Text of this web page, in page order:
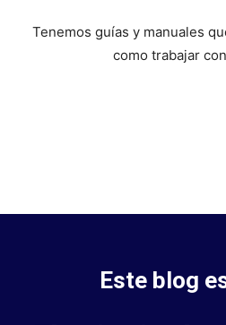
Tenemos guí­as y manuales
como trabajar
Este blog